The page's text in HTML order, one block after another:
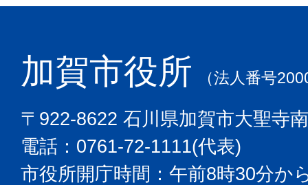
加賀市役所 （法人番号
〒922-8622 石川県加賀市大聖寺
電話：0761-72-1111(代表)
市役所開庁時間：午前8時30分か